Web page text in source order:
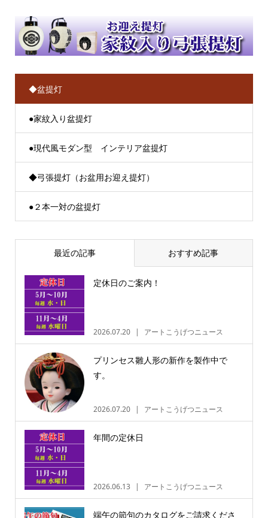
◆盆提灯
●家紋入り盆提灯
●現代風モダン型 インテリア盆提灯
◆弓張提灯（お盆用お迎え提灯）
●２本一対の盆提灯
最近の記事 おすすめ記事
定休日のご案内！
2026.07.20 アートこうげつニュース
プリンセス雛人形の新作を製作中で
す。
2026.07.20 アートこうげつニュース
年間の定休日
2026.06.13 アートこうげつニュース
端午の節句のカタログをご請求くださ